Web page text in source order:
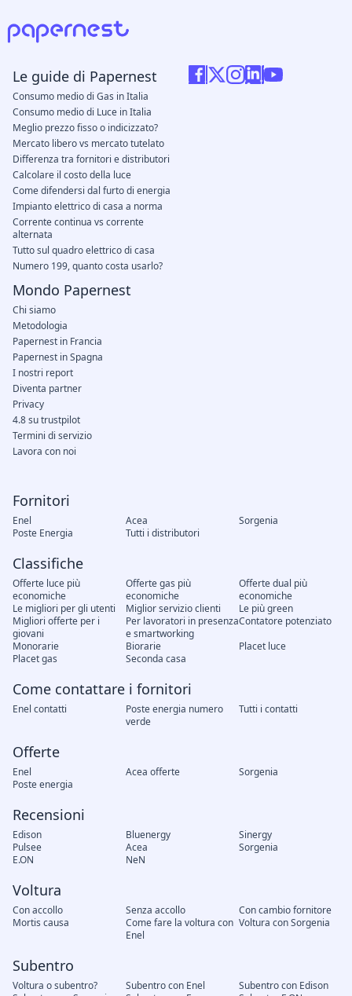
Fornitori
Enel Acea
Sorgenia
Poste Energia
Tutti i distributori
Classifiche
Offerte luce più
economiche
Offerte gas più
economiche
Offerte dual più
economiche
Le migliori per gli utenti
Miglior servizio clienti
Le più green
Migliori offerte per i
giovani
Per lavoratori in presenza
e smartworking
Contatore potenziato
Monorarie
Biorarie
Placet luce
Placet gas
Seconda casa
Come contattare i fornitori
Enel contatti
Poste energia numero
verde
Tutti i contatti
Offerte
Enel Acea offerte
Sorgenia
Poste energia
Recensioni
Edison Bluenergy
Sinergy
Pulsee
Acea
Sorgenia
E.ON
NeN
Voltura
Con accollo Senza accollo
Con cambio fornitore
Mortis causa
Come fare la voltura con
Enel
Voltura con Sorgenia
Subentro
Voltura o subentro? Subentro con Enel
Subentro con Edison
Le guide di Papernest
Consumo medio di Gas in Italia
Consumo medio di Luce in Italia
Meglio prezzo fisso o indicizzato?
Mercato libero vs mercato tutelato
Differenza tra fornitori e distributori
Calcolare il costo della luce
Come difendersi dal furto di energia
Impianto elettrico di casa a norma
Corrente continua vs corrente
alternata
Tutto sul quadro elettrico di casa
Numero 199, quanto costa usarlo?
Mondo Papernest
Chi siamo
Metodologia
Papernest in Francia
Papernest in Spagna
I nostri report
Diventa partner
Privacy
4.8 su trustpilot
Termini di servizio
Lavora con noi